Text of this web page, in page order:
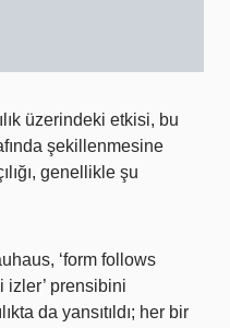
üzerindeki etkisi, bu
şekillenmesine
genellikle şu
‘form follows
izler’ prensibini
da yansıtıldı; her bir